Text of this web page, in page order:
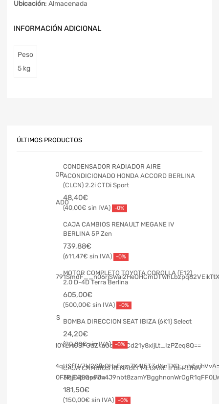
Ubicación: Almacenada
INFORMACIÓN ADICIONAL
Peso
5 kg
ÚLTIMOS PRODUCTOS
CONDENSADOR RADIADOR AIRE
ACONDICIONADO HONDA ACCORD BERLINA
(CLCN) 2.2i CTDi Sport
48,40€
40,00€ -0%
CAJA CAMBIOS RENAULT MEGANE IV
BERLINA 5P Zen
739,88€
611,47€ -0%
MOTOR COMPLETO TOYOTA COROLLA (E12)
2.0 D-4D Terra Berlina
605,00€
500,00€ -0%
BOMBA DIRECCION SEAT IBIZA (6K1) Select
24,20€
20,00€ -0%
CAJA CAMBIOS RENAULT MEGANE II BERLINA
3P Expression
181,50€
150,00€ -0%